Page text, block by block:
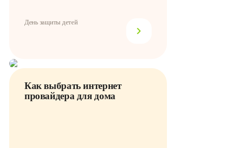
День защиты детей
Как выбрать интернет
провайдера для дома